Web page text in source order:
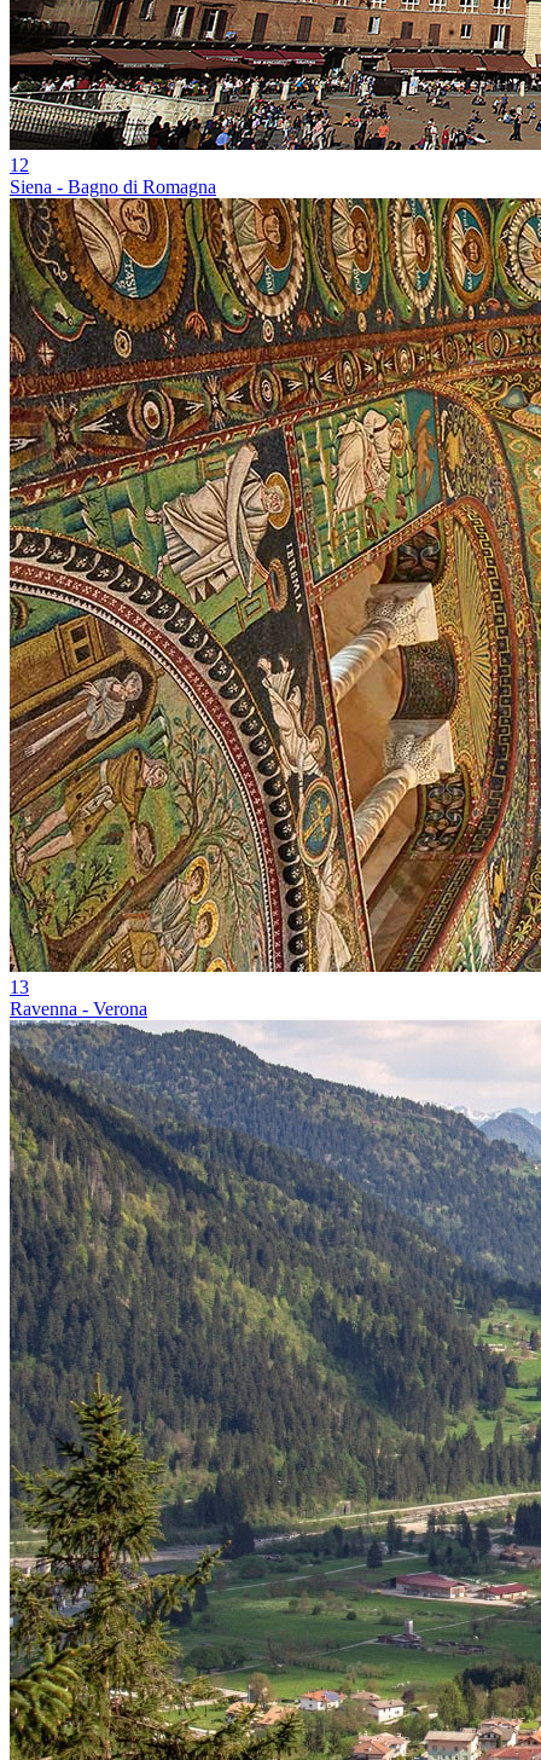
12
Siena - Bagno di Romagna
13
Ravenna - Verona